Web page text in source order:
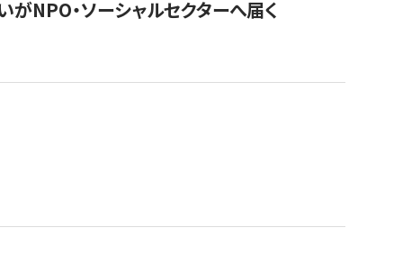
NPO・ソーシャルセクターへ届く